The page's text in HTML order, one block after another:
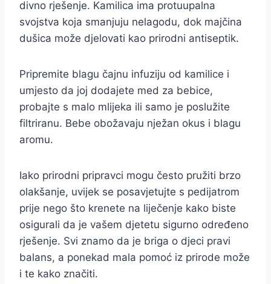
divno rješenje. Kamilica ima protuupalna
svojstva koja smanjuju nelagodu, dok majčina
dušica može djelovati kao prirodni antiseptik.
Pripremite blagu čajnu infuziju od kamilice i
umjesto da joj dodajete med za bebice,
probajte s malo mlijeka ili samo je poslužite
filtriranu. Bebe obožavaju nježan okus i blagu
aromu.
Iako prirodni pripravci mogu često pružiti brzo
olakšanje, uvijek se posavjetujte s pedijatrom
prije nego što krenete na liječenje kako biste
osigurali da je vašem djetetu sigurno određeno
rješenje. Svi znamo da je briga o djeci pravi
balans, a ponekad mala pomoć iz prirode može
i te kako značiti.